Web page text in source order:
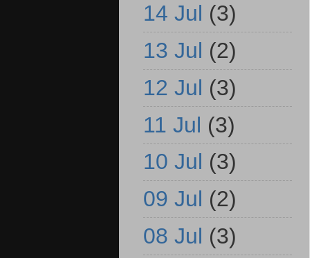
14 Jul (3)
13 Jul (2)
12 Jul (3)
11 Jul (3)
10 Jul (3)
09 Jul (2)
08 Jul (3)